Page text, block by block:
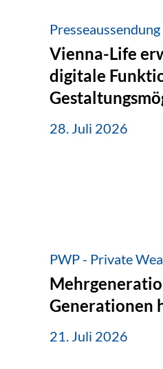
Presseaussendung
Vienna-Life
digitale
28. Juli 2026
PWP - Private
Generationen
21. Juli 2026